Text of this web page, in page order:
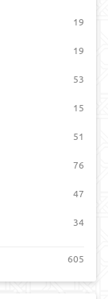
19
19
53
15
51
76
47
34
605